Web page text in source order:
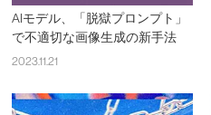
AIモデル、「脱獄プロンプト」
で不適切な画像生成の新手法
2023.11.21